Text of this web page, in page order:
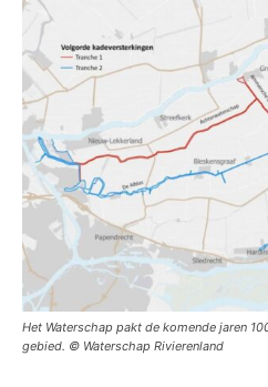
Het Waterschap pakt de komende jaren
gebied. © Waterschap Rivierenland